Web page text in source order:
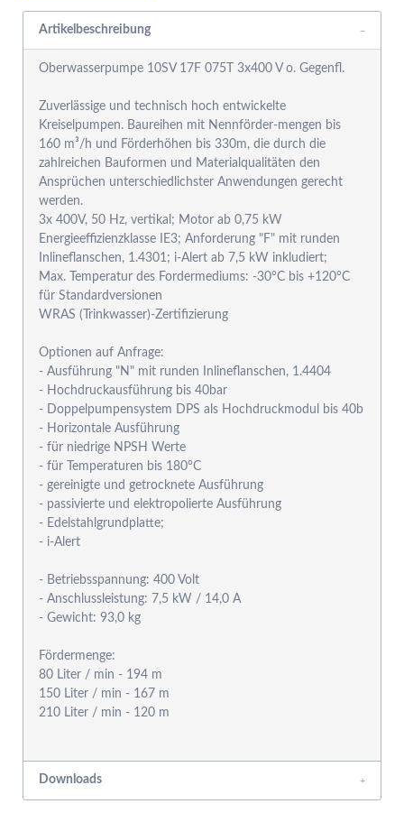
Artikelbeschreibung
Oberwasserpumpe 10SV 17F 075T 3x400 V o. Gegenfl.
Zuverlässige und technisch hoch entwickelte
Kreiselpumpen. Baureihen mit Nennförder-mengen bis
160 m³/h und Förderhöhen bis 330m, die durch die
zahlreichen Bauformen und Materialqualitäten den
Ansprüchen unterschiedlichster Anwendungen gerecht
werden.
3x 400V, 50 Hz, vertikal; Motor ab 0,75 kW
Energieeffizienzklasse IE3; Anforderung "F" mit runden
Inlineflanschen, 1.4301; i-Alert ab 7,5 kW inkludiert;
Max. Temperatur des Fordermediums: -30°C bis +120°C
für Standardversionen
WRAS (Trinkwasser)-Zertifizierung
Optionen auf Anfrage:
- Ausführung "N" mit runden Inlineflanschen, 1.4404
- Hochdruckausführung bis 40bar
- Doppelpumpensystem DPS als Hochdruckmodul bis 40b
- Horizontale Ausführung
- für niedrige NPSH Werte
- für Temperaturen bis 180°C
- gereinigte und getrocknete Ausführung
- passivierte und elektropolierte Ausführung
- Edelstahlgrundplatte;
- i-Alert
- Betriebsspannung: 400 Volt
- Anschlussleistung: 7,5 kW / 14,0 A
- Gewicht: 93,0 kg
Fördermenge:
80 Liter / min - 194 m
150 Liter / min - 167 m
210 Liter / min - 120 m
Downloads